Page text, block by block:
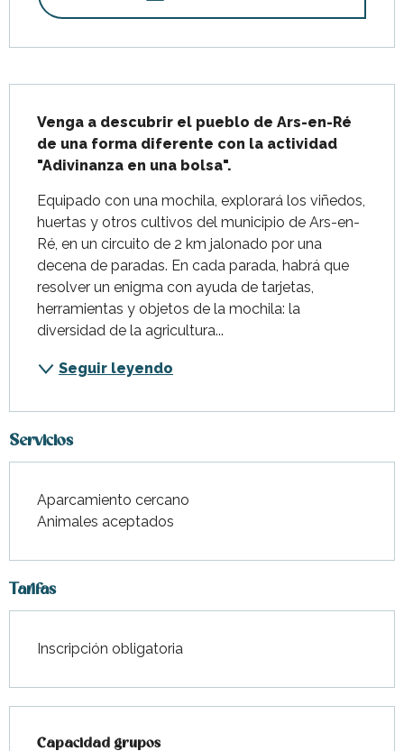
Venga a descubrir el pueblo de Ars-en-Ré
de una forma diferente con la actividad
"Adivinanza en una bolsa".
Equipado con una mochila, explorará los viñedos,
huertas y otros cultivos del municipio de Ars-en-
Ré, en un circuito de 2 km jalonado por una
decena de paradas. En cada parada, habrá que
resolver un enigma con ayuda de tarjetas,
herramientas y objetos de la mochila: la
diversidad de la agricultura...
Seguir leyendo
Servicios
Aparcamiento cercano
Animales aceptados
Tarifas
Inscripción obligatoria
Capacidad grupos
Capacidad grupos